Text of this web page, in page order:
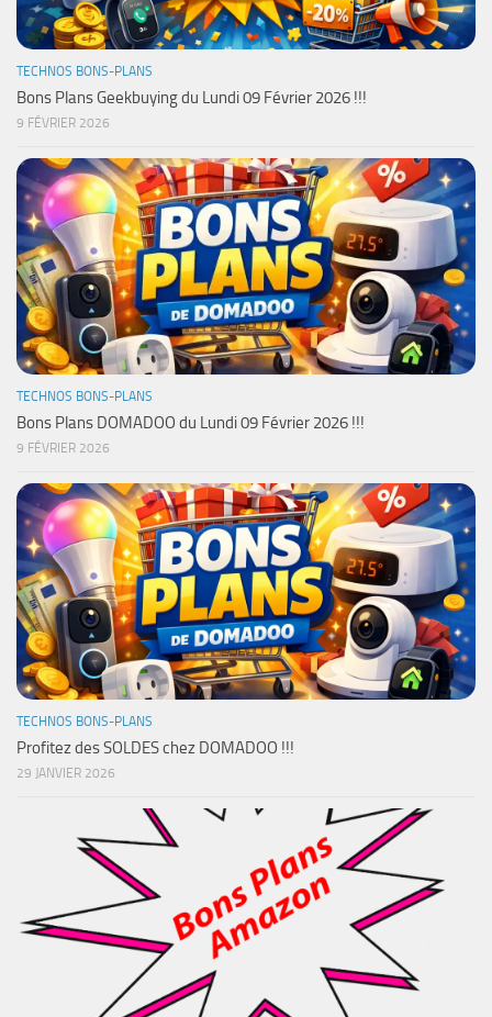
TECHNOS BONS-PLANS
Bons Plans Geekbuying du Lundi 09 Février 2026 !!!
9 FÉVRIER 2026
TECHNOS BONS-PLANS
Bons Plans DOMADOO du Lundi 09 Février 2026 !!!
9 FÉVRIER 2026
TECHNOS BONS-PLANS
Profitez des SOLDES chez DOMADOO !!!
29 JANVIER 2026